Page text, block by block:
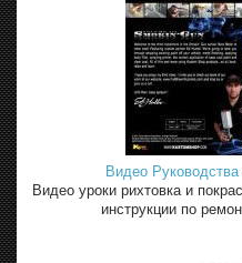
Видео
Видео уроки рихтовка и
инструкции по